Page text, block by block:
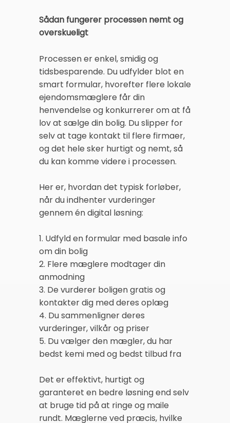
Sådan fungerer processen nemt og
overskueligt
Processen er enkel, smidig og
tidsbesparende. Du udfylder blot en
smart formular, hvorefter flere lokale
ejendomsmæglere får din
henvendelse og konkurrerer om at få
lov at sælge din bolig. Du slipper for
selv at tage kontakt til flere firmaer,
og det hele sker hurtigt og nemt, så
du kan komme videre i processen.
Her er, hvordan det typisk forløber,
når du indhenter vurderinger
gennem én digital løsning:
1. Udfyld en formular med basale info
om din bolig
2. Flere mæglere modtager din
anmodning
3. De vurderer boligen gratis og
kontakter dig med deres oplæg
4. Du sammenligner deres
vurderinger, vilkår og priser
5. Du vælger den mægler, du har
bedst kemi med og bedst tilbud fra
Det er effektivt, hurtigt og
garanteret en bedre løsning end selv
at bruge tid på at ringe og maile
rundt. Mæglerne ved præcis, hvilke